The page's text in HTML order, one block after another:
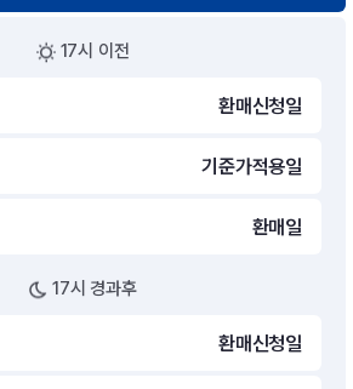
17시 이전
환매신청일
기준가적용일
환매일
17시 경과후
환매신청일